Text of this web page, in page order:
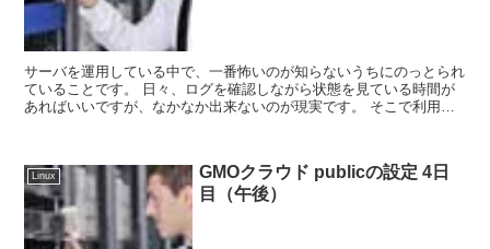
サーバを運用している中で、一番怖いのが知らないうちにのっとられ
ていることです。 日々、ログを確認しながら状態を見ている時間が
あればいいですが、なかなか出来ないのが現実です。 そこで利用し
Linux
GMOクラウド publicの設定 4日
目（午後）